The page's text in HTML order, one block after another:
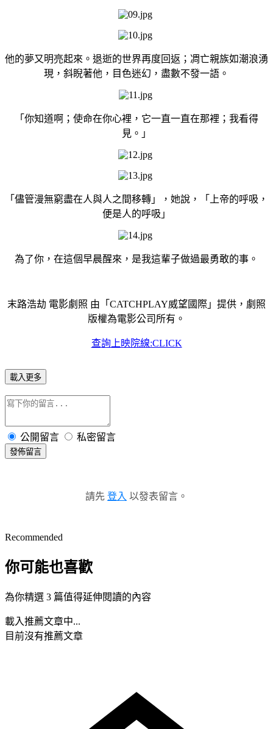
他的夢又明亮起來。退逝的世界再度回返；凋亡親族如潮浪湧
現，斜睨著他，目色迷幻，盡數不發一語。
「你知道啊；使命在你心裡，它一直一直在那裡；我看得
見。」
「儘管漫無窮盡在人與人之間移轉」，她說，「上帝的呼吸，
便是人的呼吸」
為了你，在這個早晨醒來，是我這輩子做過最勇敢的事。
末路浩劫 電影劇照 由「 CATCHPLAY威望國際」提供，劇照
版權為電影公司所有。
查詢上映院線:CLICK
載入更多
公開留言 私密留言
發佈留言
請先 登入 以發表留言。
Recommended
你可能也喜歡
為你精選 3 篇值得延伸閱讀的內容
載入推薦文章中...
目前沒有推薦文章